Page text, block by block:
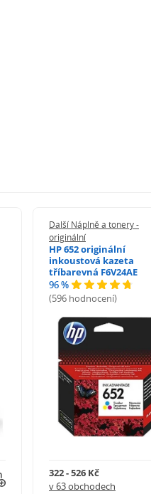
Další Náplně a tonery -
originální
HP 652 originální
inkoustová kazeta
tříbarevná F6V24AE
96 %
(596 hodnocení)
322 - 526 Kč
v 63 obchodech